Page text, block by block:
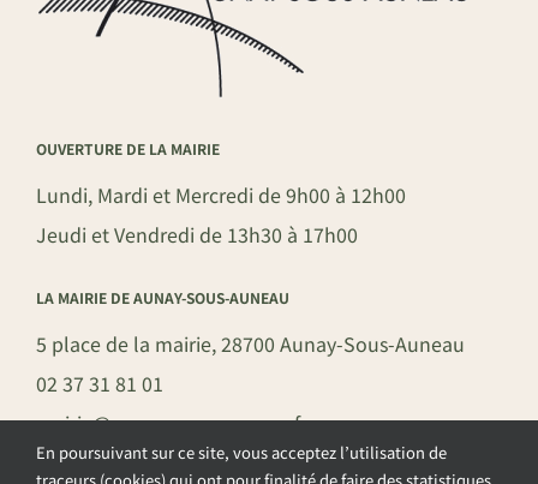
OUVERTURE DE LA MAIRIE
Lundi, Mardi et Mercredi de 9h00 à 12h00
Jeudi et Vendredi de 13h30 à 17h00
LA MAIRIE DE AUNAY-SOUS-AUNEAU
5 place de la mairie, 28700 Aunay-Sous-Auneau
02 37 31 81 01
mairie@aunay-sous-auneau.fr
En poursuivant sur ce site, vous acceptez l’utilisation de